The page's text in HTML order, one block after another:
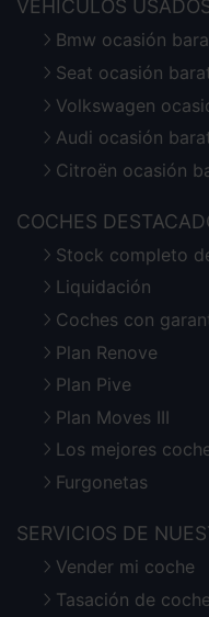
VEHÍCULOS
Bmw ocasión
Seat ocasión
Volkswagen
Audi ocasión
Citroën ocasión
COCHES
Stock completo
Liquidación
Coches con
Plan Renove
Plan Pive
Plan Moves III
Los mejores
Furgonetas
SERVICIOS DE
Vender mi coche
Tasación de